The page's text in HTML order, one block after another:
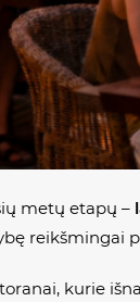
metų etapų –
reikšmingai
kurie